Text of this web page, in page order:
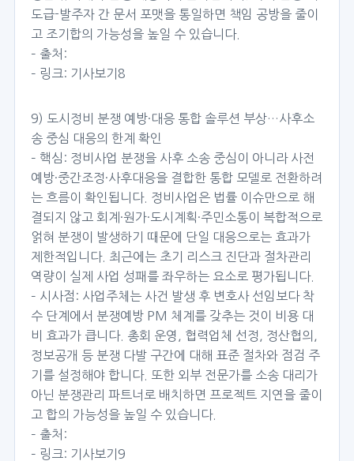
도급-발주자 간 문서 포맷을 통일하면 책임 공방을 줄이
고 조기합의 가능성을 높일 수 있습니다.
– 출처:
– 링크: 기사보기8
9) 도시정비 분쟁 예방·대응 통합 솔루션 부상…사후소
송 중심 대응의 한계 확인
– 핵심: 정비사업 분쟁을 사후 소송 중심이 아니라 사전
예방·중간조정·사후대응을 결합한 통합 모델로 전환하려
는 흐름이 확인됩니다. 정비사업은 법률 이슈만으로 해
결되지 않고 회계·원가·도시계획·주민소통이 복합적으로
얽혀 분쟁이 발생하기 때문에 단일 대응으로는 효과가
제한적입니다. 최근에는 초기 리스크 진단과 절차관리
역량이 실제 사업 성패를 좌우하는 요소로 평가됩니다.
– 시사점: 사업주체는 사건 발생 후 변호사 선임보다 착
수 단계에서 분쟁예방 PM 체계를 갖추는 것이 비용 대
비 효과가 큽니다. 총회 운영, 협력업체 선정, 정산협의,
정보공개 등 분쟁 다발 구간에 대해 표준 절차와 점검 주
기를 설정해야 합니다. 또한 외부 전문가를 소송 대리가
아닌 분쟁관리 파트너로 배치하면 프로젝트 지연을 줄이
고 합의 가능성을 높일 수 있습니다.
– 출처:
– 링크: 기사보기9